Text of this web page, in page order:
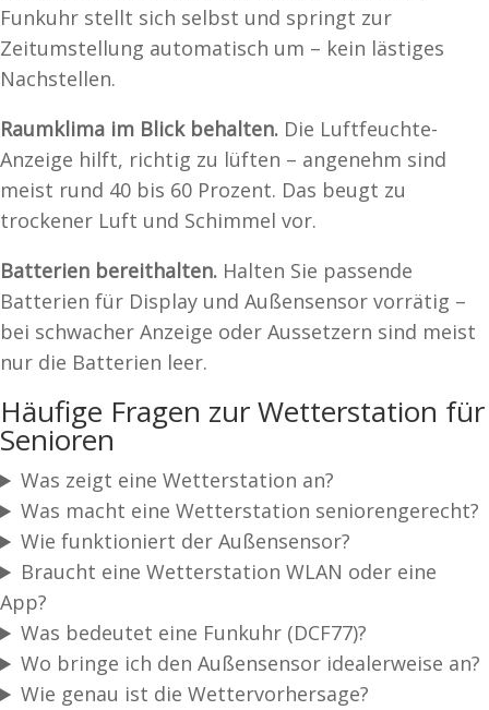
Funkuhr stellt sich selbst und springt zur
Zeitumstellung automatisch um – kein lästiges
Nachstellen.
Raumklima im Blick behalten. Die Luftfeuchte-
Anzeige hilft, richtig zu lüften – angenehm sind
meist rund 40 bis 60 Prozent. Das beugt zu
trockener Luft und Schimmel vor.
Batterien bereithalten. Halten Sie passende
Batterien für Display und Außensensor vorrätig –
bei schwacher Anzeige oder Aussetzern sind meist
nur die Batterien leer.
Häufige Fragen zur Wetterstation für
Senioren
Was zeigt eine Wetterstation an?
Was macht eine Wetterstation seniorengerecht?
Wie funktioniert der Außensensor?
Braucht eine Wetterstation WLAN oder eine
App?
Was bedeutet eine Funkuhr (DCF77)?
Wo bringe ich den Außensensor idealerweise an?
Wie genau ist die Wettervorhersage?